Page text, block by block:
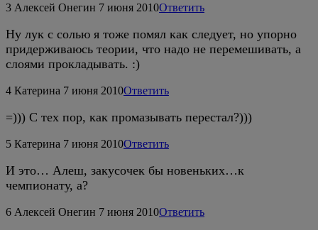
3 Алексей Онегин 7 июня 2010Ответить
Ну лук с солью я тоже помял как следует, но упорно
придерживаюсь теории, что надо не перемешивать, а
слоями прокладывать. :)
4 Катерина 7 июня 2010Ответить
=))) С тех пор, как промазывать перестал?)))
5 Катерина 7 июня 2010Ответить
И это… Алеш, закусочек бы новеньких…к
чемпионату, а?
6 Алексей Онегин 7 июня 2010Ответить